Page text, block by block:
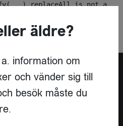
is not a
äldre?
information om
och vänder sig till
besök måste du